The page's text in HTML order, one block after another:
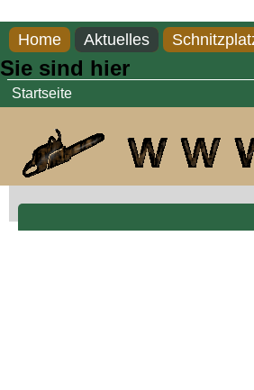
Home Aktuelles
Sie sind hier
Startseite